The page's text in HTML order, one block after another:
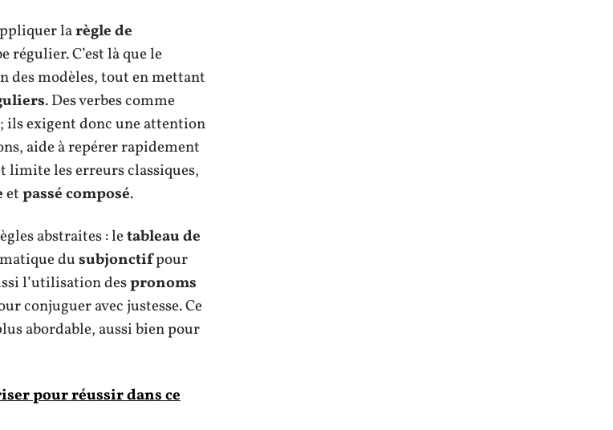
larègle de
régulier. C’est là que le
des modèles, tout en mettant
. Des verbes comme
ils exigent donc une attention
aide à repérer rapidement
limite les erreurs classiques,
etpassé composé.
abstraites : letableau de
dusubjonctifpour
l’utilisation despronoms
conjuguer avec justesse. Ce
abordable, aussi bien pour
pour réussir dans ce